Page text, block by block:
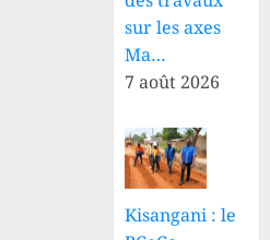
sur les axes
Ma…
7 août 2026
Kisangani : le